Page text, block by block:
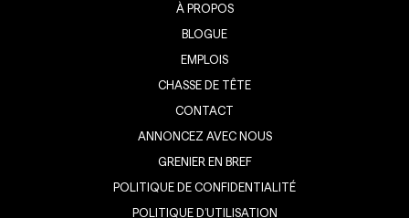
À PROPOS
BLOGUE
EMPLOIS
CHASSE DE TÊTE
CONTACT
ANNONCEZ AVEC NOUS
GRENIER EN BREF
POLITIQUE DE CONFIDENTIALITÉ
POLITIQUE D’UTILISATION